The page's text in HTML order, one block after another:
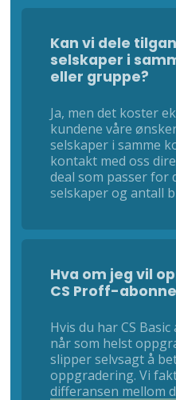
Kan vi dele
selskaper i
eller gruppe?
Ja, men det koster
kundene våre
selskaper i samme
kontakt med oss
deal som passer for
selskaper og antall
Hva om jeg vil
CS Proff-
Hvis du har CS
når som helst
slipper selvsagt å
oppgradering. Vi
differansen mellom